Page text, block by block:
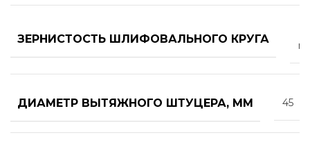
ЗЕРНИСТОСТЬ ШЛИФОВАЛЬНОГО КРУГА
ДИАМЕТР ВЫТЯЖНОГО ШТУЦЕРА, ММ 45